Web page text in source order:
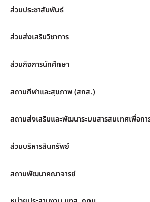
ส่วนประชาสัมพันธ์
ส่วนส่งเสริมวิชาการ
ส่วนกิจการนักศึกษา
สถานกีฬาและสุขภาพ (สกส.)
สถานส่งเสริมและพัฒนาระบบสารสนเทศเพื่อกา
ส่วนบริหารสินทรัพย์
สถานพัฒนาคณาจารย์